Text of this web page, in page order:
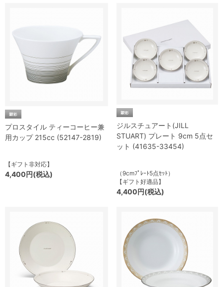
プロスタイル ティーコーヒー兼
用カップ 215cc (52147-2819)
【ギフト非対応】
4,400円(税込)
ジルスチュアート(JILL
STUART) プレート 9cm 5点セ
ット (41635-33454)
（9cmﾌﾟﾚｰﾄ5点ｾｯﾄ）
【ギフト好適品】
4,400円(税込)